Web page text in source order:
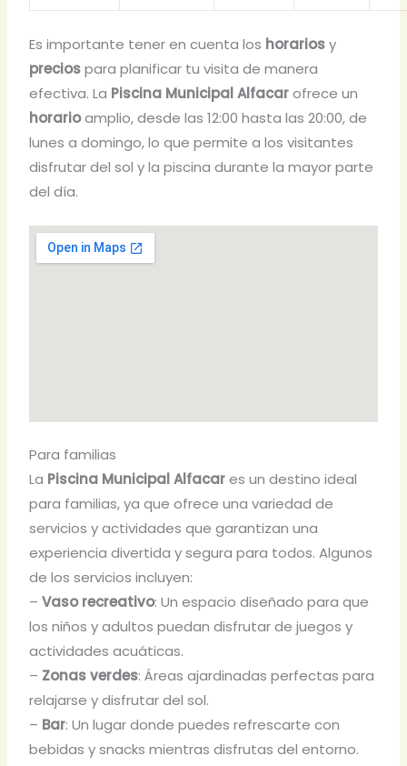
Es importante tener en cuenta los horariosy
preciospara planificar tu visita de manera
efectiva. La Piscina Municipal Alfacarofrece un
horarioamplio, desde las 12:00 hasta las 20:00, de
lunes a domingo, lo que permite a los visitantes
disfrutar del sol y la piscina durante la mayor parte
del día.
Para familias
La Piscina Municipal Alfacares un destino ideal
para familias, ya que ofrece una variedad de
servicios y actividades que garantizan una
experiencia divertida y segura para todos. Algunos
de los servicios incluyen:
–Vaso recreativo: Un espacio diseñado para que
los niños y adultos puedan disfrutar de juegos y
actividades acuáticas.
– Zonas verdes: Áreas ajardinadas perfectas para
relajarse y disfrutar del sol.
– Bar: Un lugar donde puedes refrescarte con
bebidas y snacks mientras disfrutas del entorno.